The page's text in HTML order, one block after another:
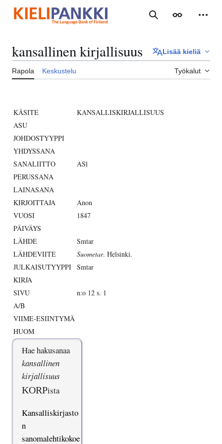
sisältöön
Haku Ulkoasu
kansallinen kirjallisuus Lisää kieliä
Rapola Keskustelu Työkalut
KÄSITE
KANSALLISKIRJALLISUUS
ASU
JOHDOSTYYPPI
YHDYSSANA
SANALIITTO
ASl
PERUSSANA
LAINASANA
KIRJOITTAJA
Anon
VUOSI
1847
PÄIVÄYS
LÄHDE
Smtar
LÄHDEVIITE
Suometar. Helsinki.
JULKAISUTYYPPI Smtar
KIRJA
SIVU
n:o 12 s. 1
A/B
VIIME-ESIINTYMÄ
HUOM
Hae hakusanaa
kansallinen
kirjallisuus
KORPista
Kansalliskirjasto
n
sanomalehtikokoe